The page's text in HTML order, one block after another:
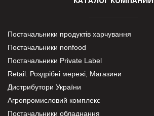
Постачальники продуктів харчування
Постачальники nonfood
Постачальники Private Label
Retail. Роздрібні мережі, Магазини
Дистрибутори України
Агропромисловий комплекс
Постачальники обладнання